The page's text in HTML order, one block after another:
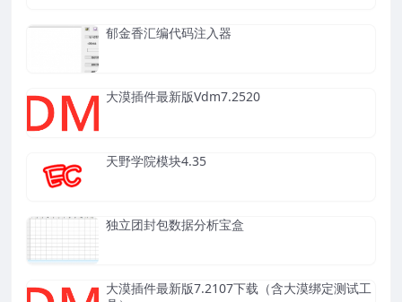
郁金香汇编代码注入器
大漠插件最新版Vdm7.2520
天野学院模块4.35
独立团封包数据分析宝盒
大漠插件最新版7.2107下载（含大漠绑定测试工